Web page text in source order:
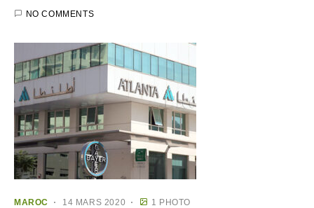
NO COMMENTS
MAROC 14 MARS 2020 1 PHOTO